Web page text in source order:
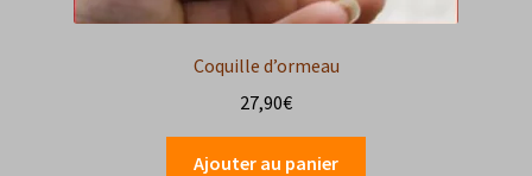
Coquille d’ormeau
27,90€
Ajouter au panier